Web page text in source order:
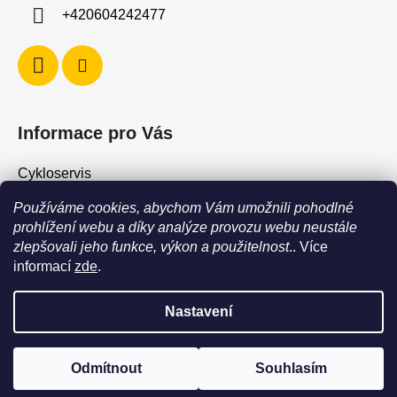
Používáme cookies, abychom Vám umožnili pohodlné
prohlížení webu a díky analýze provozu webu neustále
zlepšovali jeho funkce, výkon a použitelnost.. Více
informací zde.
Nastavení
Odmítnout Souhlasím
POZOR - stav zboží SKLADEM neodpovídá stavu na prodejně. Při
objednání zboží s vyzvednutím na prodejně vždy vyčkejte na
výzvu, že je zboží připraveno k vyzvednutí. Dostupnost zboží na
+420604242477
Informace pro Vás
Cykloservis
Skiservis
Obchodní podmínky
Podmínky ochrany osobních údajů
Vytvořil Shoptet
Copyright 2026Force Shop - Cyklo Hostivař. Všechna
práva vyhrazena.Upravit nastavení cookies